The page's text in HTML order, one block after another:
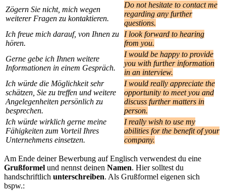
Zögern Sie nicht, mich wegen
weiterer Fragen zu kontaktieren.
Do not hesitate to contact me
regarding any further
questions.
Ich freue mich darauf, von Ihnen zu
hören.
I look forward to hearing
from you.
Gerne gebe ich Ihnen weitere
Informationen in einem Gespräch.
I would be happy to provide
you with further information
in an interview.
Ich würde die Möglichkeit sehr
schätzen, Sie zu treffen und weitere
Angelegenheiten persönlich zu
besprechen.
I would really appreciate the
opportunity to meet you and
discuss further matters in
person.
Ich würde wirklich gerne meine
Fähigkeiten zum Vorteil Ihres
Unternehmens einsetzen.
I really wish to use my
abilities for the benefit of your
company.
Am Ende deiner Bewerbung auf Englisch verwendest du eine
Grußformel und nennst deinen Namen. Hier solltest du
handschriftlich unterschreiben. Als Grußformel eigenen sich
bspw.: